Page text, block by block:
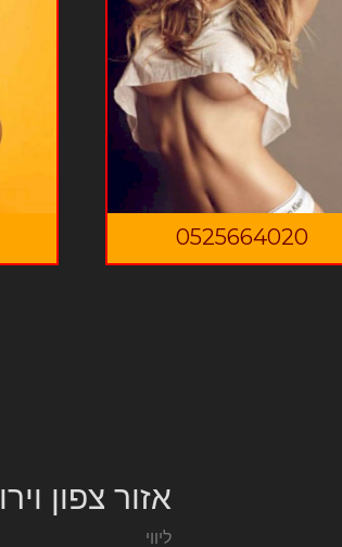
0525664020
אזור צפון
ליווי